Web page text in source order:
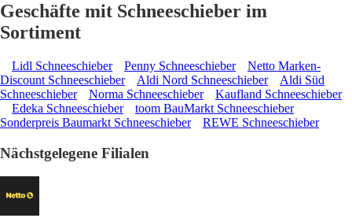
Geschäfte mit Schneeschieber im
Sortiment
Lidl Schneeschieber Penny Schneeschieber
Netto Marken-
Discount Schneeschieber
Aldi Nord Schneeschieber
Aldi Süd
Schneeschieber
Norma Schneeschieber
Kaufland Schneeschieber
Edeka Schneeschieber
toom BauMarkt Schneeschieber
Sonderpreis Baumarkt Schneeschieber
REWE Schneeschieber
Nächstgelegene Filialen